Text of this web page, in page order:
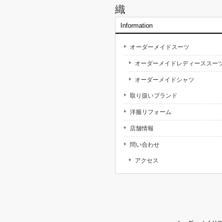
織
Information
オーダーメイドスーツ
オーダーメイドレディーススー
オーダーメイドシャツ
取り扱いブランド
洋服リフォーム
店舗情報
問い合わせ
アクセス